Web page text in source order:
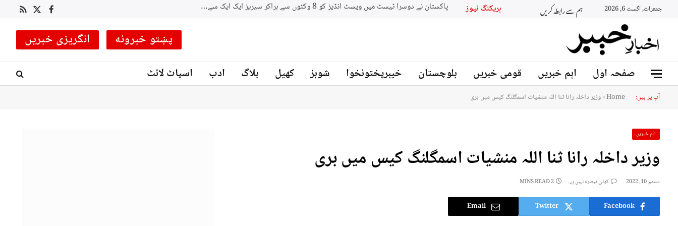
جمعرات, اگست 6, 2026 ہم سے رابطہ کریں بریکنگ نیوز Facebook
X
RSS
پښتو خبرونه انگریزی خبریں
صفحہ اول اہم خبریں قومی خبریں بلوچستان خیبرپختونخوا شوبز کھیل بلاگ ادب اسپاٹ لائٹ
آپ پر ہیں: Home
»وزیر داخلہ رانا ثنا اللہ منشیات اسمگلنگ کیس میں بری
اہم خبریں
وزیر داخلہ رانا ثنا اللہ منشیات اسمگلنگ کیس میں بری
دسمبر 10, 2022 کوئی تبصرہ نہیں ہے۔ 2 MINS READ
Facebook
Twitter
Email